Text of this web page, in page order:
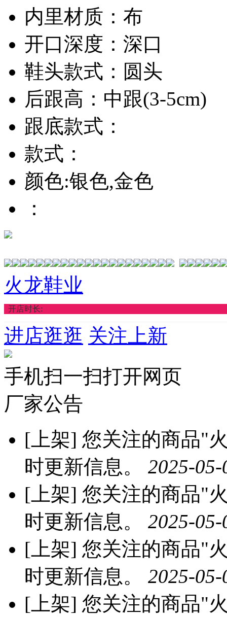
内里材质：布
开口深度：深口
鞋头款式：圆头
后跟高：中跟(3-5cm)
跟底款式：
款式：
颜色:银色,金色
：
火龙鞋业
开店时长:
进店逛逛 关注上新
手机扫一扫打开网页
厂家公告
[上架] 您关注的商品"
时更新信息。 2025-
[上架] 您关注的商品"
时更新信息。 2025-
[上架] 您关注的商品"
时更新信息。 2025-
[上架] 您关注的商品"